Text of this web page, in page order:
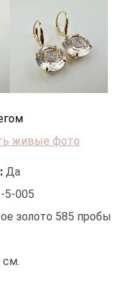
живые фото
Да
5-005
золото 585 пробы
см.